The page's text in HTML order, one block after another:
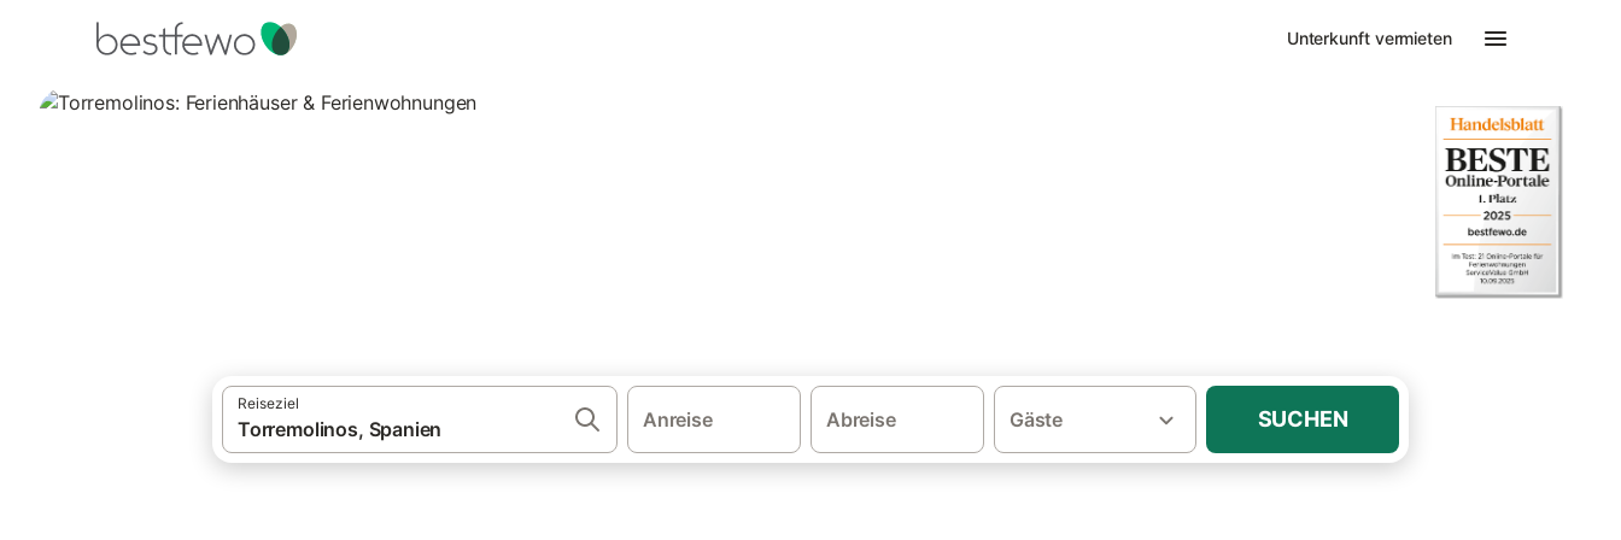
Unterkunft vermieten
Reiseziel
Anreise Abreise Gäste SUCHEN